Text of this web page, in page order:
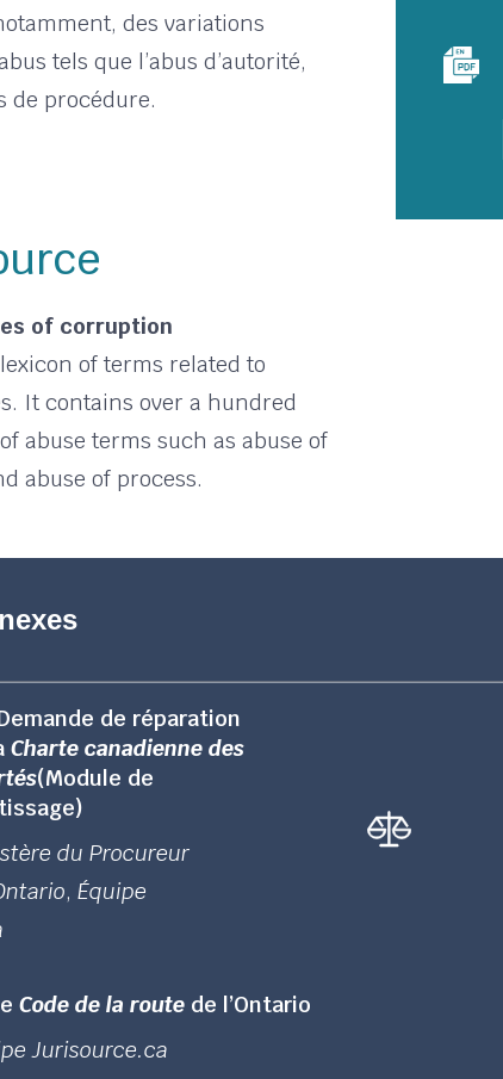
des variations
tels que l’abus d’autorité,
de procédure.
of corruption
of terms related to
It contains over a hundred
abuse terms such as abuse of
abuse of process.
de réparation
Charte canadienne des
(Module de
du Procureur
, Équipe
Code de la routede l’Ontario
Jurisource.ca